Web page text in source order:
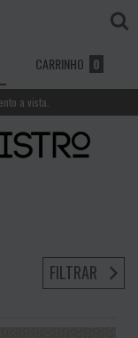
CARRINHO 0
a vista.
FILTRAR